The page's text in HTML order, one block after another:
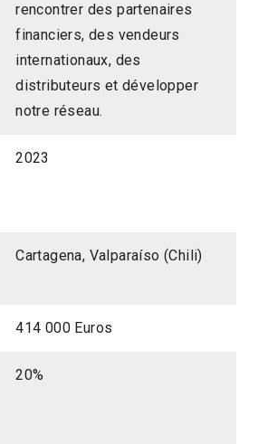
rencontrer des partenaires
financiers, des vendeurs
internationaux, des
distributeurs et développer
notre réseau.
2023
Cartagena, Valparaíso (Chili)
414 000 Euros
20%